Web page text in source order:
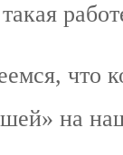
что
на